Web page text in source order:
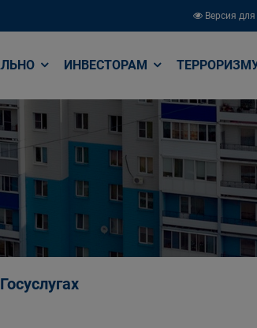
Версия
ИНВЕСТОРАМ